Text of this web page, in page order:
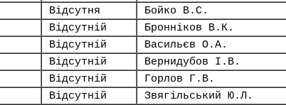
Відсутня Бойко В.С.
Відсутній Бронніков В.К.
Відсутній Васильєв О.А.
Відсутній Вернидубов І.В.
Відсутній Горлов Г.В.
Відсутній Звягільський Ю.Л.